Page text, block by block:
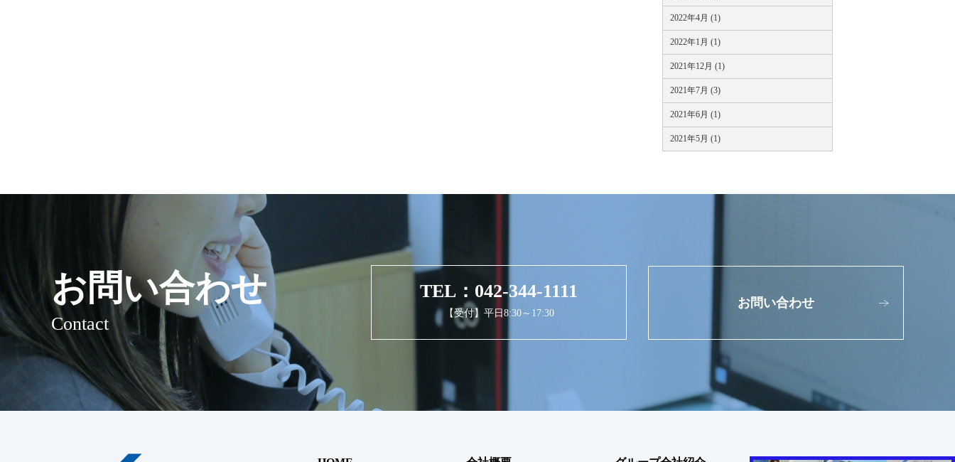
2022年4月 (1)
2022年1月 (1)
2021年12月 (1)
2021年7月 (3)
2021年6月 (1)
2021年5月 (1)
お問い合わせ
Contact
TEL：042-344-1111
【受付】平日8:30～17:30
お問い合わせ